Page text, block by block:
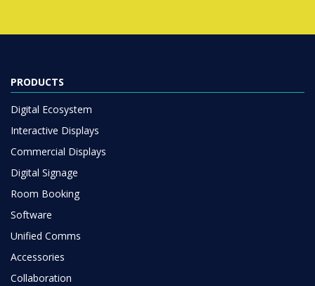
PRODUCTS
Digital Ecosystem
Interactive Displays
Commercial Displays
Digital Signage
Room Booking
Software
Unified Comms
Accessories
Collaboration